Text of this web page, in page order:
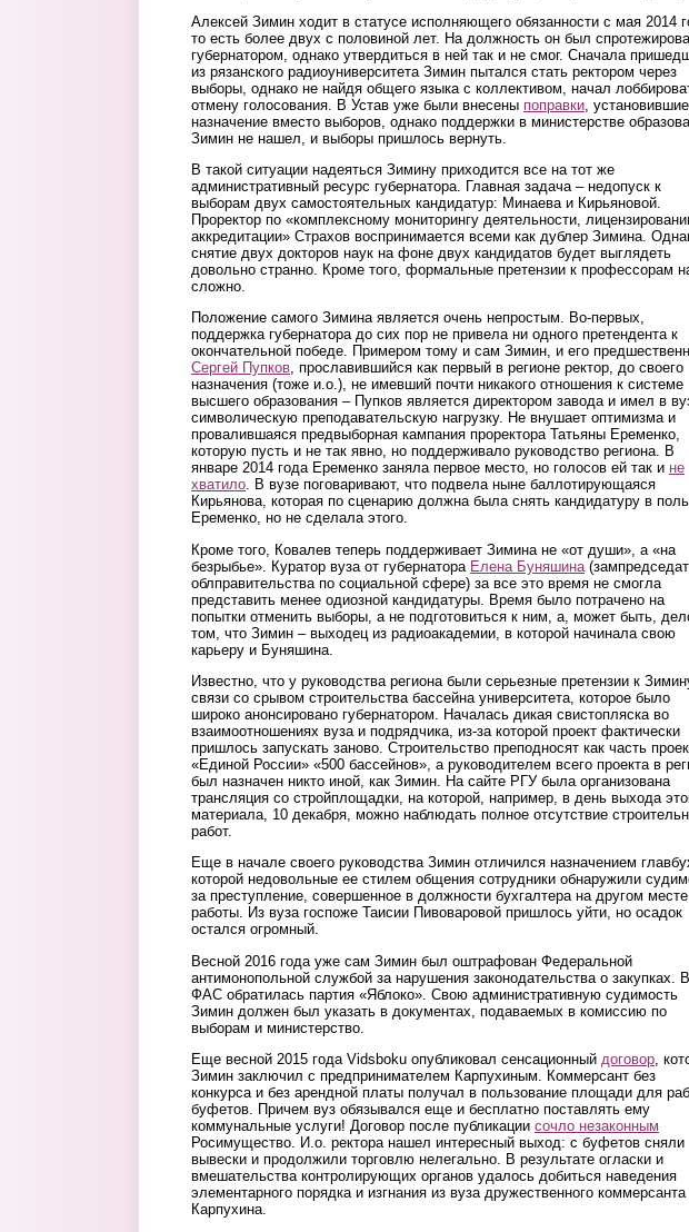
Алексей Зимин ходит в статусе исполняющего обязанности с мая 2014
то есть более двух с половиной лет. На должность он был
губернатором, однако утвердиться в ней так и не смог. Сначала
из рязанского радиоуниверситета Зимин пытался стать ректором через
выборы, однако не найдя общего языка с коллективом, начал
отмену голосования. В Устав уже были внесены поправки , установившие
назначение вместо выборов, однако поддержки в министерстве
Зимин не нашел, и выборы пришлось вернуть.
В такой ситуации надеяться Зимину приходится все на тот же
административный ресурс губернатора. Главная задача – недопуск к
выборам двух самостоятельных кандидатур: Минаева и Кирьяновой.
Проректор по «комплексному мониторингу деятельности,
аккредитации» Страхов воспринимается всеми как дублер Зимина.
снятие двух докторов наук на фоне двух кандидатов будет выглядеть
довольно странно. Кроме того, формальные претензии к профессорам
сложно.
Положение самого Зимина является очень непростым. Во-первых,
поддержка губернатора до сих пор не привела ни одного претендента к
окончательной победе. Примером тому и сам Зимин, и его
Сергей Пупков, прославившийся как первый в регионе ректор, до своего
назначения (тоже и.о.), не имевший почти никакого отношения к системе
высшего образования – Пупков является директором завода и имел в
символическую преподавательскую нагрузку. Не внушает оптимизма и
провалившаяся предвыборная кампания проректора Татьяны Еременко,
которую пусть и не так явно, но поддерживало руководство региона. В
январе 2014 года Еременко заняла первое место, но голосов ей так и не
хватило. В вузе поговаривают, что подвела ныне баллотирующаяся
Кирьянова, которая по сценарию должна была снять кандидатуру в
Еременко, но не сделала этого.
Кроме того, Ковалев теперь поддерживает Зимина не «от души», а «на
безрыбье». Куратор вуза от губернатора Елена Буняшина
облправительства по социальной сфере) за все это время не смогла
представить менее одиозной кандидатуры. Время было потрачено на
попытки отменить выборы, а не подготовиться к ним, а, может быть,
том, что Зимин – выходец из радиоакадемии, в которой начинала свою
карьеру и Буняшина.
Известно, что у руководства региона были серьезные претензии к
связи со срывом строительства бассейна университета, которое было
широко анонсировано губернатором. Началась дикая свистопляска во
взаимоотношениях вуза и подрядчика, из-за которой проект фактически
пришлось запускать заново. Строительство преподносят как часть
«Единой России» «500 бассейнов», а руководителем всего проекта в
был назначен никто иной, как Зимин. На сайте РГУ была организована
трансляция со стройплощадки, на которой, например, в день выхода
материала, 10 декабря, можно наблюдать полное отсутствие
работ.
Еще в начале своего руководства Зимин отличился назначением
которой недовольные ее стилем общения сотрудники обнаружили
за преступление, совершенное в должности бухгалтера на другом месте
работы. Из вуза госпоже Таисии Пивоваровой пришлось уйти, но осадок
остался огромный.
Весной 2016 года уже сам Зимин был оштрафован Федеральной
антимонопольной службой за нарушения законодательства о закупках. В
ФАС обратилась партия «Яблоко». Свою административную судимость
Зимин должен был указать в документах, подаваемых в комиссию по
выборам и министерство.
Еще весной 2015 года Vidsboku опубликовал сенсационный договор ,
Зимин заключил с предпринимателем Карпухиным. Коммерсант без
конкурса и без арендной платы получал в пользование площади для
буфетов. Причем вуз обязывался еще и бесплатно поставлять ему
коммунальные услуги! Договор после публикации сочло незаконным
Росимущество. И.о. ректора нашел интересный выход: с буфетов сняли
вывески и продолжили торговлю нелегально. В результате огласки и
вмешательства контролирующих органов удалось добиться наведения
элементарного порядка и изгнания из вуза дружественного коммерсанта
Карпухина.